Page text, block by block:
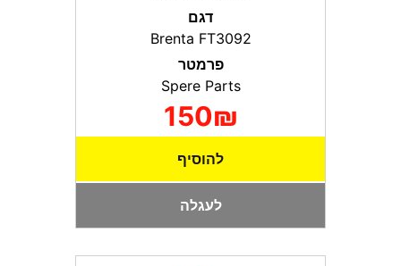
דגם
Brenta FT3092
פרמטר
Spere Parts
150₪
להוסיף
לעגלה